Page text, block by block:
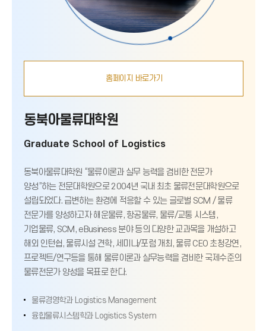
홈페이지 바로가기
동북아물류대학원
Graduate School of Logistics
동북아물류대학원 “물류이론과 실무 능력을 겸비한 전문가
양성”하는 전문대학원으로 2004년 국내 최초 물류전문대학원으로
설립되었다. 급변하는 환경에 적응할 수 있는 글로벌 SCM / 물류
전문가를 양성하고자 해운물류, 항공물류, 물류/교통 시스템,
기업물류, SCM, eBusiness 분야 등의 다양한 교과목을 개설하고
해외 인턴쉽, 물류시설 견학, 세미나/포럼 개최, 물류 CEO 초청강연,
프로젝트/연구등을 통해 물류이론과 실무능력을 겸비한 국제수준의
물류전문가 양성을 목표로 한다.
물류경영학과 Logistics Management
융합물류시스템학과 Logistics System